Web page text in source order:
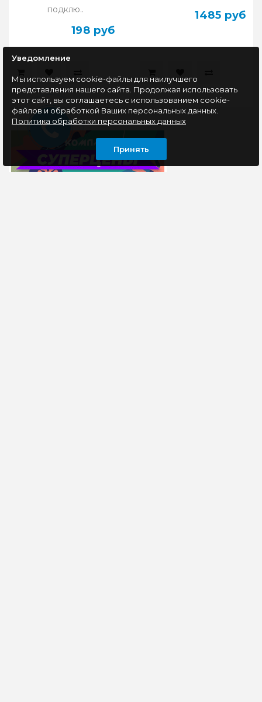
подклю..
198 руб
1485 руб
Уведомление
Мы используем cookie-файлы для наилучшего
представления нашего сайта. Продолжая использовать
этот сайт, вы соглашаетесь с использованием cookie-
файлов и обработкой Ваших персональных данных.
Политика обработки персональных данных
Принять